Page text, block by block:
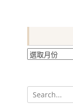
彙
Search
for: